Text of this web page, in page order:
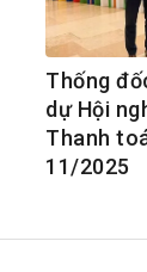
Thống
dự Hội
Thanh
11/2025